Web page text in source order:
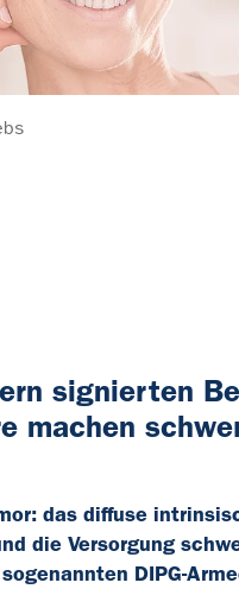
signierten
machen
das diffuse
die Versorgung
DIPG-